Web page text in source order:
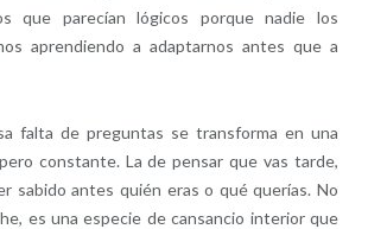
que parecían lógicos porque nadie los
aprendiendo a adaptarnos antes que a
falta de preguntas se transforma en una
constante. La de pensar que vas tarde,
sabido antes quién eras o qué querías. No
es una especie de cansancio interior que